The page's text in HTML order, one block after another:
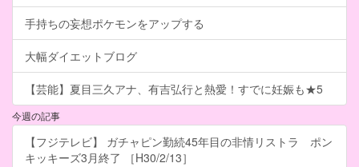
手持ちの妄想ポケモンをアップする
大幅ダイエットブログ
【芸能】夏目三久アナ、有吉弘行と熱愛！すでに妊娠も★5
今週の記事
【フジテレビ】 ガチャピン勤続45年目の非情リストラ ポン
キッキーズ3月終了 ［H30/2/13］